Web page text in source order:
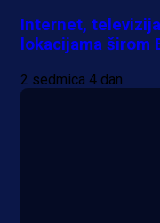
Internet,
lokacijama širom
2 sedmica 4 dan